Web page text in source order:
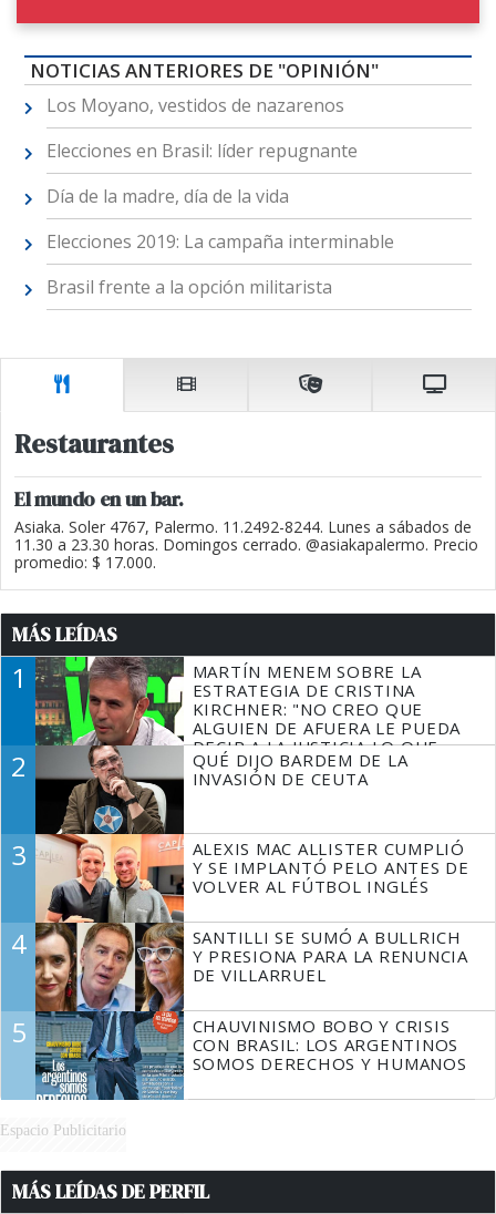
NOTICIAS ANTERIORES DE "OPINIÓN"
Los Moyano, vestidos de nazarenos
Elecciones en Brasil: líder repugnante
Día de la madre, día de la vida
Elecciones 2019: La campaña interminable
Brasil frente a la opción militarista
Restaurantes
El mundo en un bar.
Asiaka. Soler 4767, Palermo. 11.2492-8244. Lunes a sábados de
11.30 a 23.30 horas. Domingos cerrado. @asiakapalermo. Precio
promedio: $ 17.000.
MÁS LEÍDAS
1
MARTÍN MENEM SOBRE LA
ESTRATEGIA DE CRISTINA
KIRCHNER: "NO CREO QUE
ALGUIEN DE AFUERA LE PUEDA
DECIR A LA JUSTICIA LO QUE
TIENE QUE HACER"
2
QUÉ DIJO BARDEM DE LA
INVASIÓN DE CEUTA
3
ALEXIS MAC ALLISTER CUMPLIÓ
Y SE IMPLANTÓ PELO ANTES DE
VOLVER AL FÚTBOL INGLÉS
4
SANTILLI SE SUMÓ A BULLRICH
Y PRESIONA PARA LA RENUNCIA
DE VILLARRUEL
5
CHAUVINISMO BOBO Y CRISIS
CON BRASIL: LOS ARGENTINOS
SOMOS DERECHOS Y HUMANOS
Espacio Publicitario
MÁS LEÍDAS DE PERFIL